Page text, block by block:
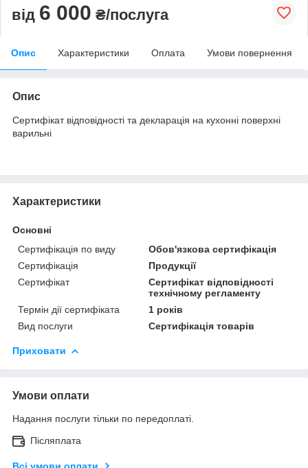
від 6 000 ₴/послуга
Опис Характеристики Оплата Умови повернення
Опис
Сертифікат відповідності та декларація на кухонні поверхні
варильні
Характеристики
Основні
Сертифікація по виду
Обов'язкова сертифікація
Сертифікація
Продукції
Сертифікат
Сертифікат відповідності
технічному регламенту
Термін дії сертифіката
1 років
Вид послуги
Сертифікація товарів
Приховати
Умови оплати
Надання послуги тільки по передоплаті.
Післяплата
Всі умови оплати